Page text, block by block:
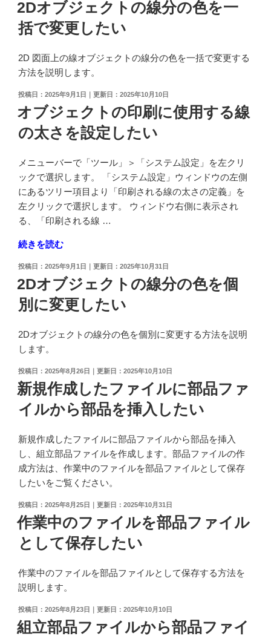
日:
2Dオブジェクトの線分の色を一
括で変更したい
2D 図面上の線オブジェクトの線分の色を一括で変更する
方法を説明します。
投
日:
2025年9月1日 2025年10月10日
オブジェクトの印刷に使用する線
の太さを設定したい
メニューバーで「ツール」＞「システム設定」を左クリ
ックで選択します。 「システム設定」ウィンドウの左側
にあるツリー項目より「印刷される線の太さの定義」を
左クリックで選択します。 ウィンドウ右側に表示され
る、「印刷される線 …
"オ
ジ
ェ
ク
の
印
に
使
す
る
線
の
太
さ
を
設
し
い"
の
続きを読む
投
日:
2025年9月1日 2025年10月31日
2Dオブジェクトの線分の色を個
別に変更したい
2Dオブジェクトの線分の色を個別に変更する方法を説明
します。
投
稿
日:
2025年8月26日 2025年10月10日
新規作成したファイルに部品ファ
イルから部品を挿入したい
新規作成したファイルに部品ファイルから部品を挿入
し、組立部品ファイルを作成します。部品ファイルの作
成方法は、作業中のファイルを部品ファイルとして保存
したいをご覧ください。
投
稿
日:
2025年8月25日 2025年10月31日
作業中のファイルを部品ファイル
として保存したい
作業中のファイルを部品ファイルとして保存する方法を
説明します。
投
稿
日:
2025年8月23日 2025年10月10日
組立部品ファイルから部品ファイ